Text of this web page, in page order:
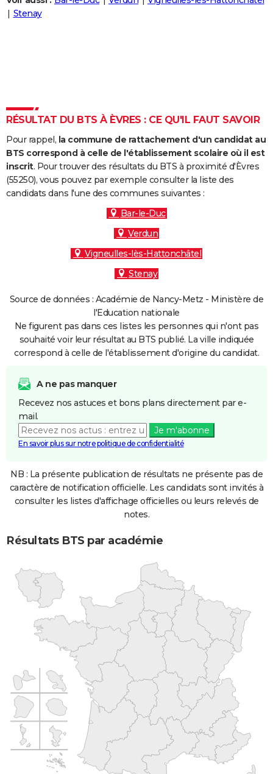
Destinations
City break
Voyage nature
Voyage de noces
Forum
Climat
+PHOTO
Carte de Noël
Carte Bonne année
Carte Saint-Valentin
Carte Pâques
Carte d'anniversaire
DICTIONNAIRE
Dictionnaire
Biographies
Citations
Expressions
Proverbes
PROGRAMME TV
COPAINS D'AVANT
S'inscrire
Se connecter
Lycées
Collèges
Primaires
Universités
Entreprises
Service militaire
Avis de recherche
AVIS DE DÉCÈS
Stenay
RÉSULTAT DU BTS À ÈVRES : CE QU'IL FAUT SAVOIR
Pour rappel, la commune de rattachement d'un candidat au
BTS correspond à celle de l'établissement scolaire où il est
inscrit. Pour trouver des résultats du BTS à proximité d'Èvres
(55250), vous pouvez par exemple consulter la liste des
candidats dans l'une des communes suivantes :
Bar-le-Duc
Verdun
Vigneulles-lès-Hattonchâtel
Stenay
Source de données : Académie de Nancy-Metz - Ministère de
l'Education nationale
Ne figurent pas dans ces listes les personnes qui n'ont pas
souhaité voir leur résultat au BTS publié. La ville indiquée
correspond à celle de l'établissement d'origine du candidat.
A ne pas manquer
Recevez nos astuces et bons plans directement par e-
mail.
Je m'abonne
En savoir plus sur notre politique de confidentialité
NB : La présente publication de résultats ne présente pas de
caractère de notification officielle. Les candidats sont invités à
consulter les listes d'affichage officielles ou leurs relevés de
notes.
Résultats BTS par académie